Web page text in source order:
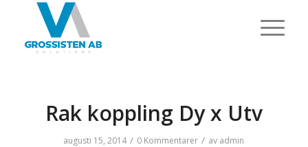
Rak koppling Dy x Utv
augusti 15, 2014 / 0 Kommentarer / av admin